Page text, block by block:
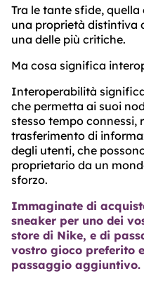
Tra le tante sfide,
una proprietà distintiva
una delle più critiche.
Ma cosa significa
Interoperabilità
che permetta ai suoi
stesso tempo connessi,
trasferimento di
degli utenti, che
proprietario da un
sforzo.
Immaginate di
sneaker per uno dei
store di Nike, e di
vostro gioco preferito
passaggio aggiuntivo.